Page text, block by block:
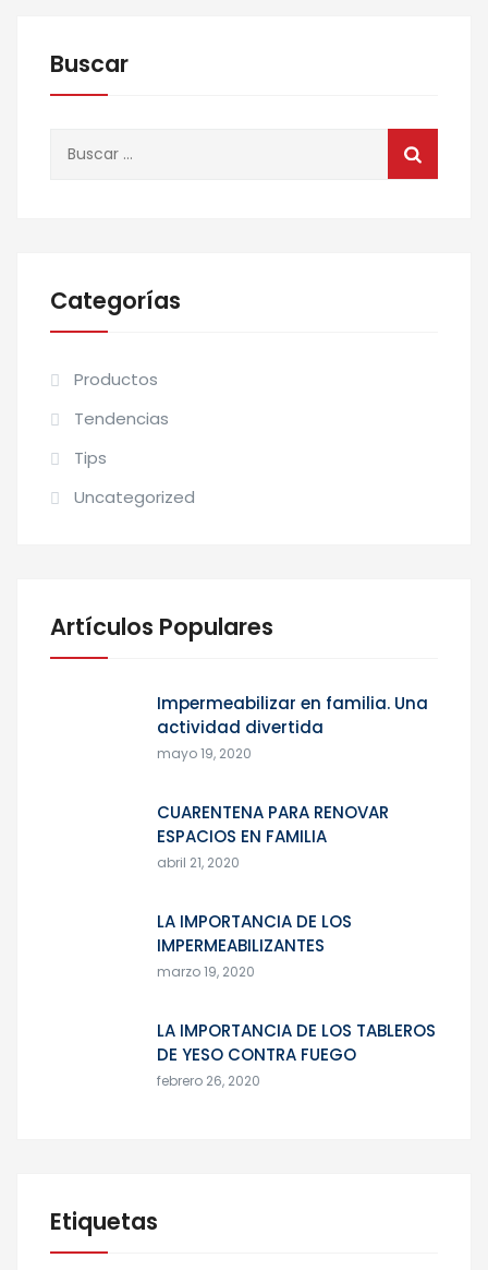
Buscar
Categorías
Productos
Tendencias
Tips
Uncategorized
Artículos Populares
Impermeabilizar en familia. Una
actividad divertida
mayo 19, 2020
CUARENTENA PARA RENOVAR
ESPACIOS EN FAMILIA
abril 21, 2020
LA IMPORTANCIA DE LOS
IMPERMEABILIZANTES
marzo 19, 2020
LA IMPORTANCIA DE LOS TABLEROS
DE YESO CONTRA FUEGO
febrero 26, 2020
Etiquetas